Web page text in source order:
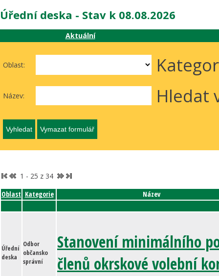
Úřední deska - Stav k 08.08.2026
Aktuální
Oblast:
Název: Hledat
1 - 25 z 34
Oblast Kategorie Název
Úřední
deska
Odbor
občansko
správní
Stanovení minimálního
členů okrskové volební